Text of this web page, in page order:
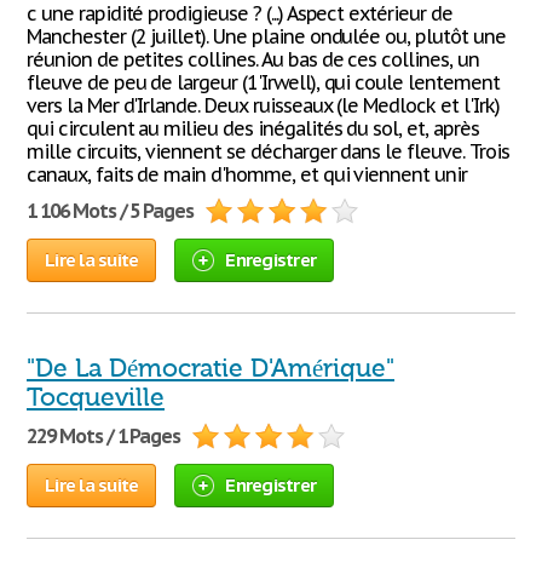
c une rapidité prodigieuse ? (...) Aspect extérieur de
Manchester (2 juillet). Une plaine ondulée ou, plutôt une
réunion de petites collines. Au bas de ces collines, un
fleuve de peu de largeur (1'Irwell), qui coule lentement
vers la Mer d'Irlande. Deux ruisseaux (le Medlock et l'Irk)
qui circulent au milieu des inégalités du sol, et, après
mille circuits, viennent se décharger dans le fleuve. Trois
canaux, faits de main d'homme, et qui viennent unir
1 106 Mots / 5 Pages
Lire la suite Enregistrer
"De La Démocratie D'Amérique"
Tocqueville
229 Mots / 1 Pages
Lire la suite Enregistrer